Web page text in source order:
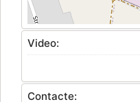
Video:
Contacte: